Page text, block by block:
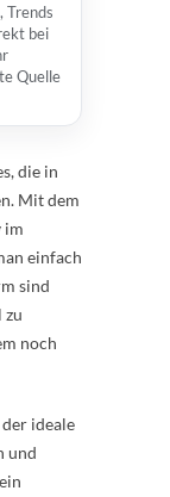
Trends
bei
Quelle
die in
Mit dem
im
einfach
sind
zu
noch
ideale
und